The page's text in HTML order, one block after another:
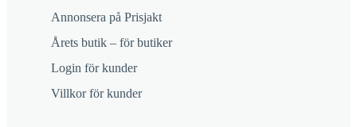
Annonsera på Prisjakt
Årets butik – för butiker
Login för kunder
Villkor för kunder